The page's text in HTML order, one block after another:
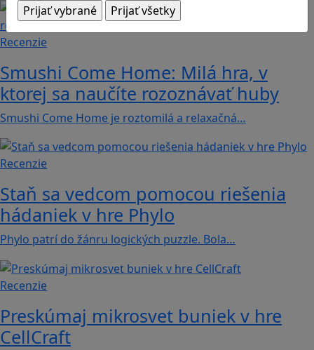
Recenzie
Smushi Come Home: Milá hra, v
ktorej sa naučíte rozoznávať huby
Smushi Come Home je roztomilá a relaxačná…
Recenzie
Staň sa vedcom pomocou riešenia
hádaniek v hre Phylo
Phylo patrí do žánru logických puzzle. Bola…
Recenzie
Preskúmaj mikrosvet buniek v hre
CellCraft